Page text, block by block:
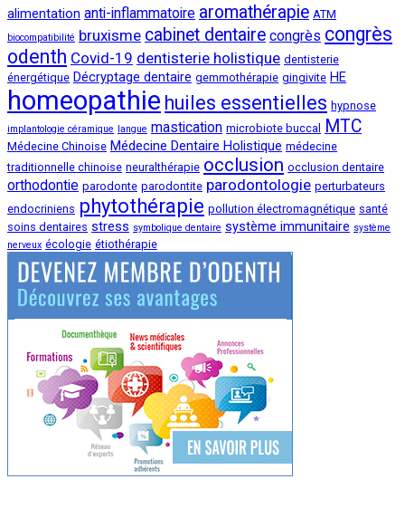
alimentation anti-inflammatoire aromathérapie ATM
biocompatibilité bruxisme cabinet dentaire congrès congrès
odenth Covid-19 dentisterie holistique dentisterie
énergétique Décryptage dentaire gemmothérapie gingivite HE
homeopathie huiles essentielles hypnose
implantologie céramique langue mastication microbiote buccal MTC
Médecine Chinoise Médecine Dentaire Holistique médecine
traditionnelle chinoise neuralthérapie occlusion occlusion dentaire
orthodontie parodonte parodontite parodontologie perturbateurs
endocriniens phytothérapie pollution électromagnétique santé
soins dentaires stress symbolique dentaire système immunitaire système
nerveux écologie étiothérapie